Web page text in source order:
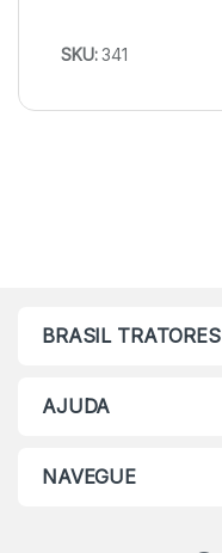
SKU:341
BRASIL TRATORES
AJUDA
NAVEGUE